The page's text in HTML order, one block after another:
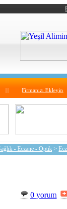
Firmanızı Ekleyin
- Eczane - Optik >
0 yorum